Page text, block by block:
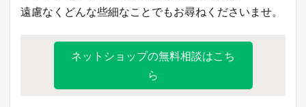
遠慮なくどんな些細なことでもお尋ねくださいませ。
ネットショップの無料相談はこち
ら